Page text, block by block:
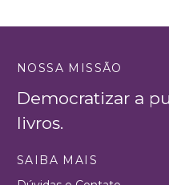
NOSSA MISSÃO
Democratizar a
livros.
SAIBA MAIS